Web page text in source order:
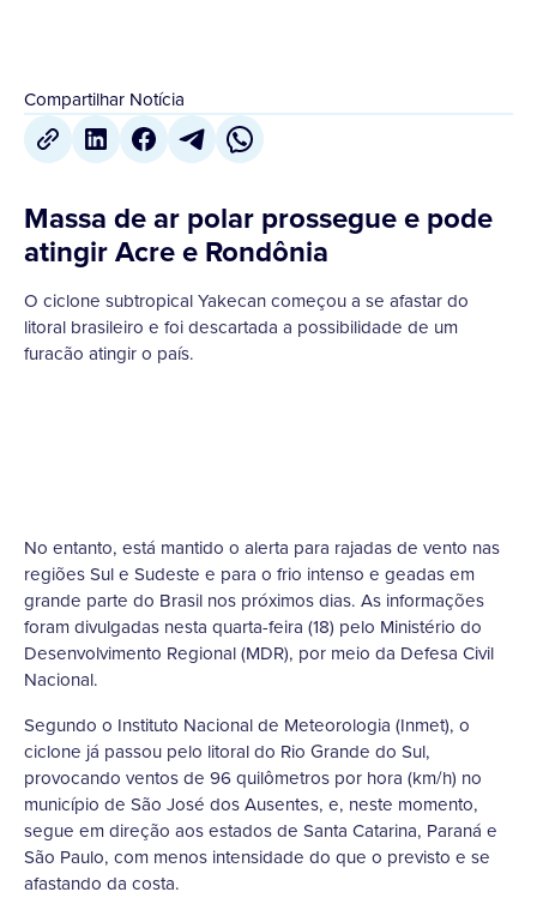
Compartilhar Notícia
Massa de ar polar prossegue e pode
atingir Acre e Rondônia
O ciclone subtropical Yakecan começou a se afastar do
litoral brasileiro e foi descartada a possibilidade de um
furacão atingir o país.
No entanto, está mantido o alerta para rajadas de vento nas
regiões Sul e Sudeste e para o frio intenso e geadas em
grande parte do Brasil nos próximos dias. As informações
foram divulgadas nesta quarta-feira (18) pelo Ministério do
Desenvolvimento Regional (MDR), por meio da Defesa Civil
Nacional.
Segundo o Instituto Nacional de Meteorologia (Inmet), o
ciclone já passou pelo litoral do Rio Grande do Sul,
provocando ventos de 96 quilômetros por hora (km/h) no
município de São José dos Ausentes, e, neste momento,
segue em direção aos estados de Santa Catarina, Paraná e
São Paulo, com menos intensidade do que o previsto e se
afastando da costa.